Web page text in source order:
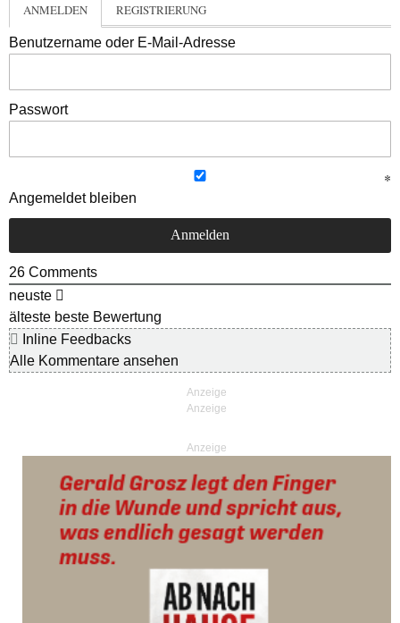
ANMELDEN REGISTRIERUNG
Benutzername oder E-Mail-Adresse
Passwort
Angemeldet bleiben
26 Comments
neuste
älteste beste Bewertung
Inline Feedbacks
Alle Kommentare ansehen
Anzeige